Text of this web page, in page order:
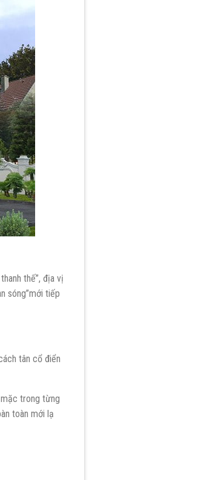
thế”, địa vị
sóng”mới tiếp
tân cổ điển
trong từng
toàn mới lạ